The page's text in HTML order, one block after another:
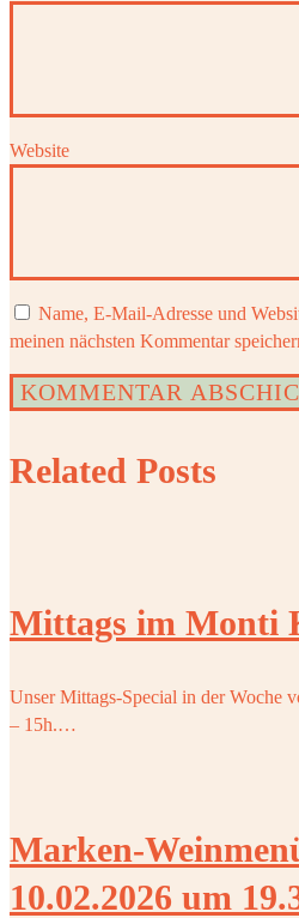
Website
Name, E-Mail-Adresse und
meinen nächsten Kommentar
Related Posts
Mittags im Monti
Unser Mittags-Special in der Woche
– 15h.…
Marken-
10.02.2026 um